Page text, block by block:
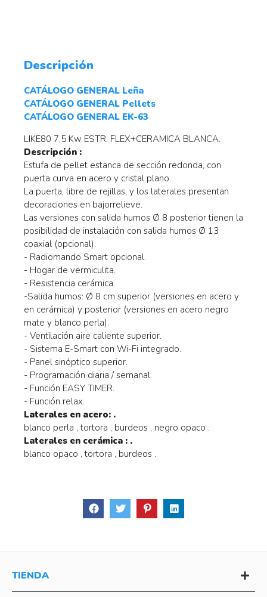
Descripción
CATÁLOGO GENERAL Leña
CATÁLOGO GENERAL Pellets
CATÁLOGO GENERAL EK-63
LIKE80 7,5 Kw ESTR. FLEX+CERAMICA BLANCA.
Descripción :
Estufa de pellet estanca de sección redonda, con
puerta curva en acero y cristal plano.
La puerta, libre de rejillas, y los laterales presentan
decoraciones en bajorrelieve.
Las versiones con salida humos Ø 8 posterior tienen la
posibilidad de instalación con salida humos Ø 13
coaxial (opcional).
- Radiomando Smart opcional.
- Hogar de vermiculita.
- Resistencia cerámica.
-Salida humos: Ø 8 cm superior (versiones en acero y
en cerámica) y posterior (versiones en acero negro
mate y blanco perla).
- Ventilación aire caliente superior.
- Sistema E-Smart con Wi-Fi integrado.
- Panel sinóptico superior.
- Programación diaria / semanal.
- Función EASY TIMER.
- Función relax.
Laterales en acero: .
blanco perla , tortora , burdeos , negro opaco .
Laterales en cerámica : .
blanco opaco , tortora , burdeos .
TIENDA